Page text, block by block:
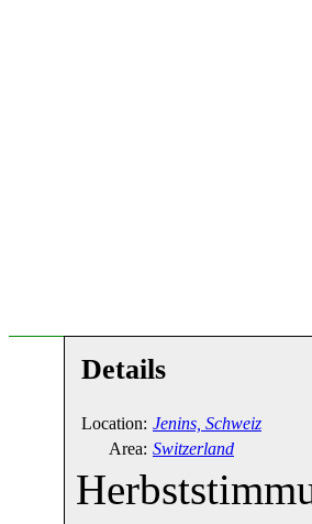
Details
Location: Jenins, Schweiz
Area: Switzerland